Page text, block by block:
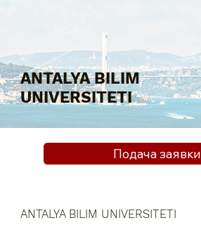
ANTALYA BILIM
UNIVERSITETI
ANTALYA BILIM UNIVERSITETI
Подача заявки